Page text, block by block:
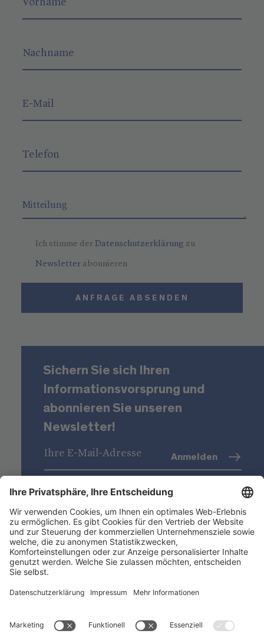
Ich stimme derDatenschutzerklärung zu
Newsletter abonnieren
ANFRAGE ABSENDEN
Sichern Sie sich Ihren
Informationsvorsprung und
abonnieren Sie unseren
Newsletter!
Datenschutz (Info)
Anmelden
Niederstätter AG
Standorte
Nützliche Links